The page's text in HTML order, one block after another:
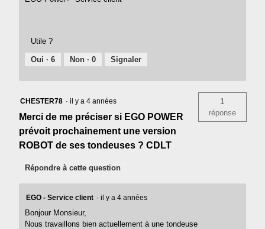
Utile ?
Oui ·6 Non ·0 Signaler
CHESTER78 · il y a 4 années
Merci de me préciser si EGO POWER
prévoit prochainement une version
ROBOT de ses tondeuses ? CDLT
1
réponse
Répondre à cette question
EGO - Service client · il y a 4 années
Bonjour Monsieur,
Nous travaillons bien actuellement à une tondeuse